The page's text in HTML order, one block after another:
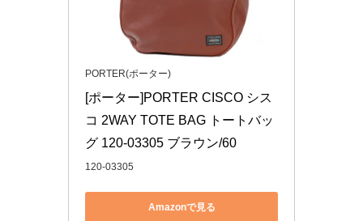
PORTER(ポーター)
[ポーター]PORTER CISCO シス
コ 2WAY TOTE BAG トートバッ
グ 120-03305 ブラウン/60
120-03305
Amazonで見る